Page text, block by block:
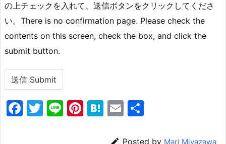
の上チェックを入れて、送信ボタンをクリックしてくださ
い。There is no confirmation page. Please check the
contents on this screen, check the box, and click the
submit button.
F
T
Li Pi H
E
 Posted by Mari Miyazawa